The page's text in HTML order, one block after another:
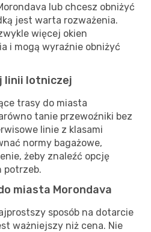
lub chcesz obniżyć
jest warta rozważenia.
więcej okien
i mogą wyraźnie obniżyć
linii lotniczej
trasy do miasta
tanie przewoźniki bez
linie z klasami
normy bagażowe,
żeby znaleźć opcję
potrzeb.
miasta Morondava
sposób na dotarcie
ważniejszy niż cena. Nie